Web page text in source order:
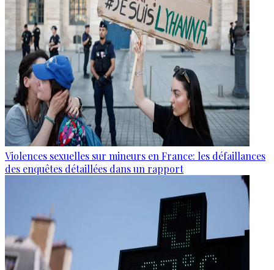
Violences sexuelles sur mineurs en France: les défaillances
des enquêtes détaillées dans un rapport